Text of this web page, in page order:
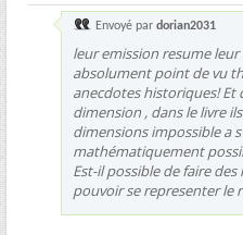
Envoyé par dorian2031
leur emission resume
absolument point de vu
anecdotes historiques! Et
dimension , dans le livre
dimensions impossible a
mathématiquement
Est-il possible de faire
pouvoir se representer le